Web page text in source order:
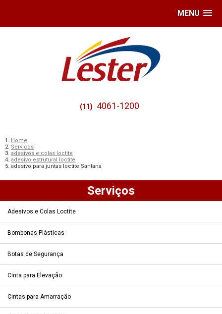
MENU
(11) 4061-1200
Home
Serviços
adesivos e colas loctite
adesivo estrutural loctite
adesivo para juntas loctite Santana
Serviços
Adesivos e Colas Loctite
Bombonas Plásticas
Botas de Segurança
Cinta para Elevação
Cintas para Amarração